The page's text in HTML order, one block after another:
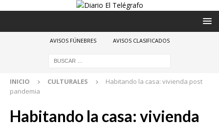
AVISOS FÚNEBRES AVISOS CLASIFICADOS
INICIO CULTURALES
Habitando la casa: vivienda post
pandemia
Habitando la casa: vivienda